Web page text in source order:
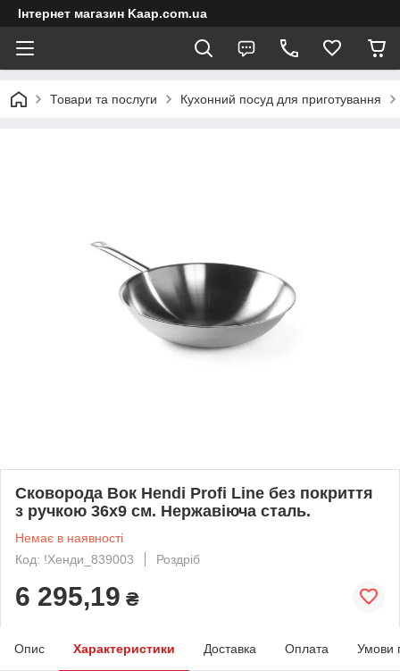
Інтернет магазин Kaap.com.ua
Товари та послуги Кухонний посуд для приготування
Сковорода Вок Hendi Profi Line без покриття
з ручкою 36х9 см. Нержавіюча сталь.
Немає в наявності
Код: !Хенди_839003
Роздріб
6 295,19 ₴
Опис Характеристики Доставка Оплата Умови